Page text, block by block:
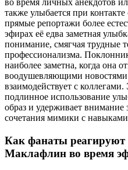
во время личных анекдотов
также улыбается при
прямые репортажи более
эфирах её едва заметная
понимание, смягчая трудные
профессионализма.
наиболее заметна, когда она
воодушевляющими
взаимодействует с коллегами.
подлинное использование
образ и удерживает внимание
сочетания мимики с
Как фанаты
Маклафлин во время